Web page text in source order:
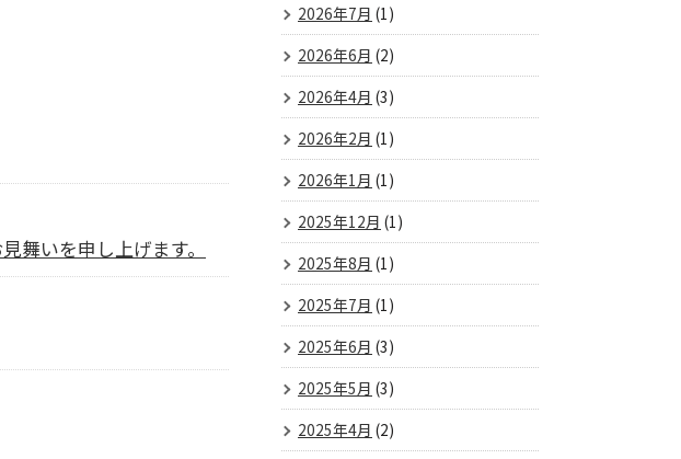
舞いを申し上げます。
2026年7月 (1)
2026年6月 (2)
2026年4月 (3)
2026年2月 (1)
2026年1月 (1)
2025年12月 (1)
2025年8月 (1)
2025年7月 (1)
2025年6月 (3)
2025年5月 (3)
2025年4月 (2)